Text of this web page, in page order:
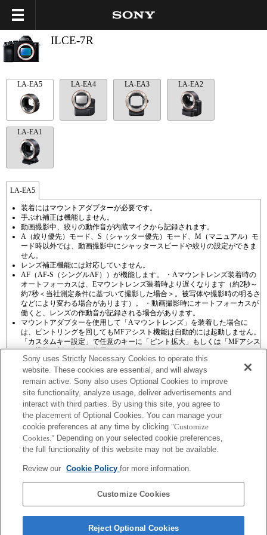
ILCE-7R
LA-EA5 LA-EA4 LA-EA3 LA-EA2
LA-EA1
LA-EA5
装着にはマウントアダプターが必要です。
手ぶれ補正は機能しません。
動画撮影中、絞りの動作音が内蔵マイクから記録されます。
A（絞り優先）モード、S（シャッター優先）モード、M（マニュアル）モ
ード時以外では、動画撮影中にシャッタースピードや絞りの設定ができま
せん。
レンズ補正機能には対応していません。
AF（AF-S（シングルAF））が機能します。 ・Aマウントレンズ装着時の
オートフォーカスは、Eマウントレンズ装着時より遅くなります（約2秒～
約7秒＜当社測定条件に基づいて撮影した場合＞。被写体や撮影時の明るさ
などにより変わる場合があります）。 ・動画撮影時にオートフォーカスが
働くと、レンズの作動音が記録される場合があります。
マウントアダプターを使用して「Aマウントレンズ」を装着した場合に
は、ピントリングを回してもMFアシスト機能は自動的には起動しません。
「カスタムキー設定」で任意のキーに「ピント拡大」もしくは「MFアシス
ト」機能を割り当てて使用してください
プレスリリース
ご利用条件
環境情報
クッキーポリシー
Sony uses Strictly Necessary Cookies to operate this
website. These cookies are essential, and will always
remain active. Sony also uses Optional Cookies to improve
site functionality, analyze usage, deliver advertisements and
interact with third parties. By using this site, you agree to
the placement of Optional Cookies. You can manage your
cookie preferences at any time by clicking "Customize
Cookies." Depending on your selected cookie preferences,
the full functionality of this website may not be available.
Review our Cookie Policyfor more information.
Customize Cookies
Reject Optional Cookies